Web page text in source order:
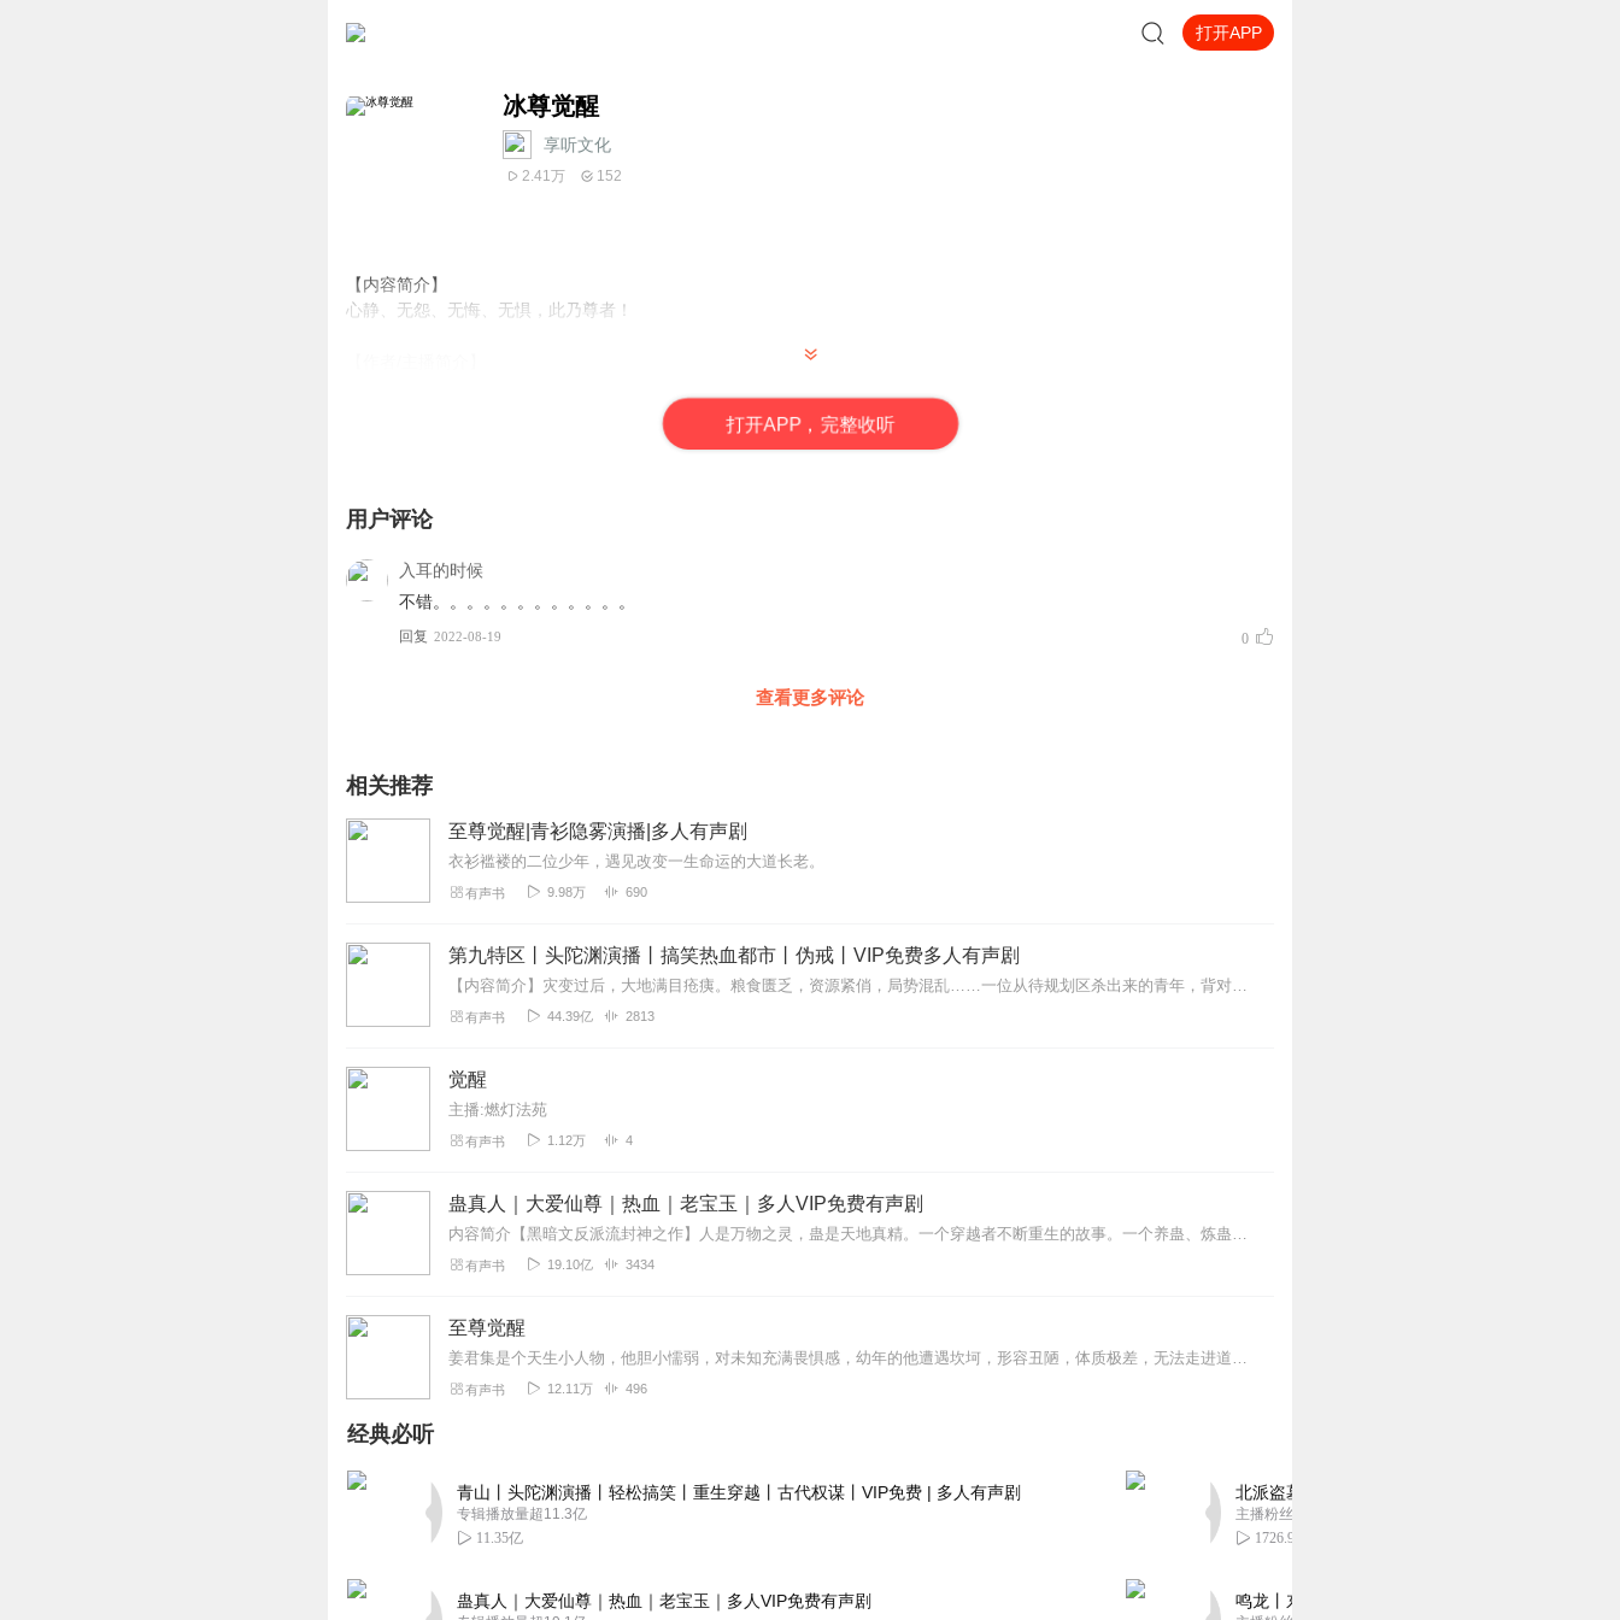
打开APP
冰尊觉醒
享听文化_
2.41万 152
【内容简介】
心静、无怨、无悔、无惧，此乃尊者！
2、版权归原作者所有，严禁翻录成任何形式，严禁在任何第三方平台传播，违者将追究其法律责任。
4、在购买过程中，如果您有任何问题，可以按以下步骤咨询在线客服：
第一步：您可在喜马拉雅APP【账号】-【帮助与反馈】”中咨询在线客服
第二步：如果您无法联系上APP内在线客服，可关注【喜马拉雅付费精品】公众号，通过下方菜单栏里咨询在线客服
第三步：如果在线客服都未取得联系，也可拨打客服电话：400-838-5616
打开APP，完整收听
用户评论
入耳的时候
不错。。。。。。。。。。。。
回复 2022-08-19 0
查看更多评论
相关推荐
至尊觉醒|青衫隐雾演播|多人有声剧
衣衫褴褛的二位少年，遇见改变一生命运的大道长老。
有声书 9.98万 690
第九特区丨头陀渊演播丨搞笑热血都市丨伪戒丨VIP免费多人有声剧
【内容简介】灾变过后，大地满目疮痍。粮食匮乏，资源紧俏，局势混乱……一位从待规划区杀出来的青年，背对着漫天黄沙，孤身来到九区谋生，却不曾想偶然结识三五好友，一念...
有声书 44.39亿 2813
觉醒
主播:燃灯法苑
有声书 1.12万 4
蛊真人｜大爱仙尊｜热血｜老宝玉｜多人VIP免费有声剧
内容简介【黑暗文反派流封神之作】人是万物之灵，蛊是天地真精。一个穿越者不断重生的故事。一个养蛊、炼蛊、用蛊的奇特世界。配音组（男角色）老宝玉旁白...
有声书 19.10亿 3434
至尊觉醒
姜君集是个天生小人物，他胆小懦弱，对未知充满畏惧感，幼年的他遭遇坎坷，形容丑陋，体质极差，无法走进道门修炼。－－蜕变重生以后，他睿智、谨慎、风度翩翩、饱读无数典...
有声书 12.11万 496
经典必听
青山丨头陀渊演播丨轻松搞笑丨重生穿越丨古代权谋丨VIP免费 | 多人有声剧
专辑播放量超11.3亿
11.35亿
蛊真人｜大爱仙尊｜热血｜老宝玉｜多人VIP免费有声剧
北派盗墓笔记丨头陀渊出品丨悬疑灵异丨摸金校尉
主播粉丝1659万
1726.94万
鸣龙丨东方玄幻丨紫襟团队丨轻松搞笑丨多人有声